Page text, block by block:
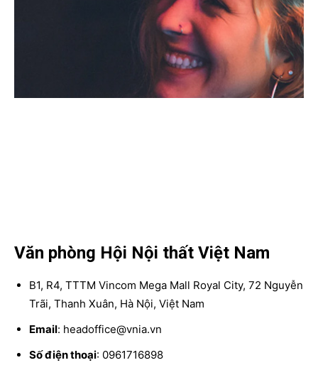
Văn phòng Hội Nội thất Việt Nam
B1, R4, TTTM Vincom Mega Mall Royal City, 72 Nguyễn
Trãi, Thanh Xuân, Hà Nội, Việt Nam
Email: headoffice@vnia.vn
Số điện thoại: 0961716898